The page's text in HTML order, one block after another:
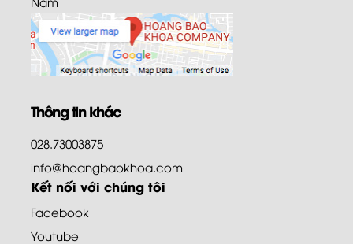
Thông tin khác
028.73003875
info@hoangbaokhoa.com
Kết nối với chúng tôi
Facebook
Youtube